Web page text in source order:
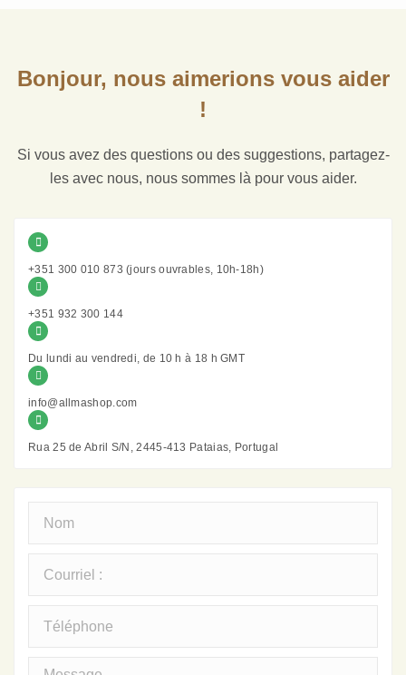
Bonjour, nous aimerions vous aider
!
Si vous avez des questions ou des suggestions, partagez-
les avec nous, nous sommes là pour vous aider.
+351 300 010 873 (jours ouvrables, 10h-18h)
+351 932 300 144
Du lundi au vendredi, de 10 h à 18 h GMT
info@allmashop.com
Rua 25 de Abril S/N, 2445-413 Pataias, Portugal